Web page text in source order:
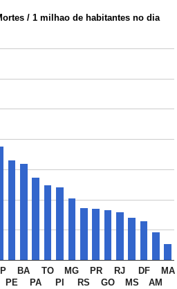
/ 1 milhao de habitantes no dia
PE
BA
PA
TO
PI
MG
RS
PR
GO
RJ
MS
DF
AM
MA